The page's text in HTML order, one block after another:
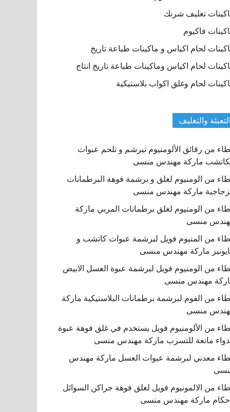
تغليف شرنك
فاكيوم
لحام اكياس و ماكينات طباعة تاريخ
لحام اكياس وماكينات طباعة تاريخ انتاج
لحام وغلق اكواب بلاستيكية
التعبئة والتغليف
من رقائق الألومنيوم تبرشم و تلحم عبوات
ماركة مهندس منسى
من الومنيوم لغلق و برشمة فوهة البرطمانات
ماركة مهندس منسى
من الومنيوم لغلق برطمانات المربي ماركة
منسى
من المنيوم فويل لبرشمة عبوات كاتشب و
ماركة مهندس منسى
من الومنيوم فويل لبرشمة عبوة العسل الابيض
مهندس منسى
من الفوم لبرشمة برطمانات البلاستيكية ماركة
منسى
من الألومنيوم فويل يستخدم في غلق فوهة عبوة
مانعة للتسرب ماركة مهندس منسى
معدني لبرشمة عبوات العسل ماركة مهندس
من الالمونيوم فويل لغلق فوهة جراكن السوائل
ماركة مهندس منسى